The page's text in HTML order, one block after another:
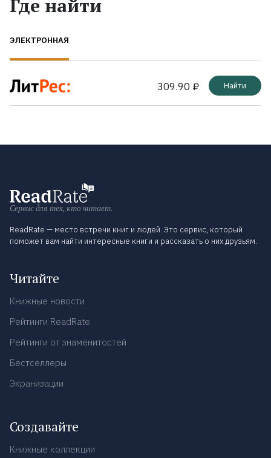
Где найти
ЭЛЕКТРОННАЯ
309.90 ₽ Найти
Сервис для тех, кто читает.
ReadRate — место встречи книг и людей. Это сервис, который
поможет вам найти интересные книги и рассказать о них друзьям.
Читайте
Книжные новости
Рейтинги ReadRate
Рейтинги от знаменитостей
Бестселлеры
Экранизации
Создавайте
Книжные коллекции